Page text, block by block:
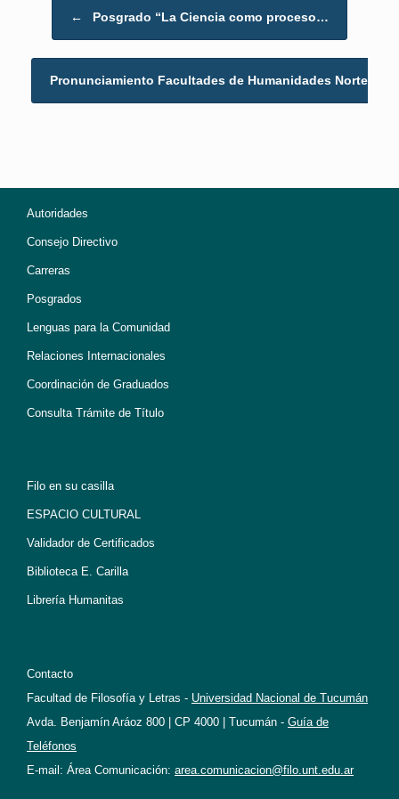
← Posgrado “La Ciencia como proceso…
Pronunciamiento Facultades de Humanidades Norte…
Autoridades
Consejo Directivo
Carreras
Posgrados
Lenguas para la Comunidad
Relaciones Internacionales
Coordinación de Graduados
Consulta Trámite de Título
Filo en su casilla
ESPACIO CULTURAL
Validador de Certificados
Biblioteca E. Carilla
Librería Humanitas
Contacto
Facultad de Filosofía y Letras - Universidad Nacional de Tucumán
Avda. Benjamín Aráoz 800 | CP 4000 | Tucumán - Guía de
Teléfonos
E-mail: Área Comunicación: area.comunicacion@filo.unt.edu.ar